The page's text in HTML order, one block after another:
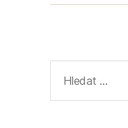
vyhledávání: